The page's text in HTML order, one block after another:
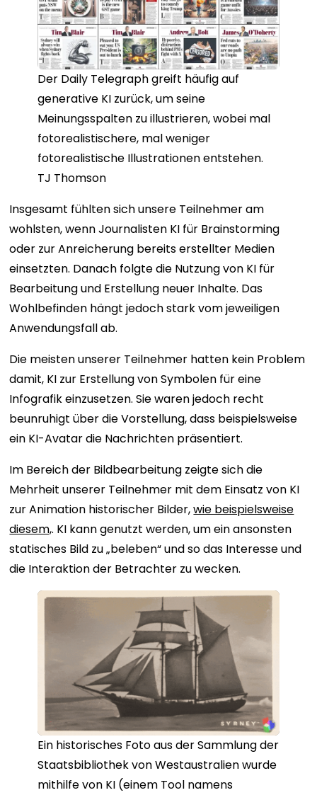
Der Daily Telegraph greift häufig auf
generative KI zurück, um seine
Meinungsspalten zu illustrieren, wobei mal
fotorealistischere, mal weniger
fotorealistische Illustrationen entstehen.
TJ Thomson
Insgesamt fühlten sich unsere Teilnehmer am
wohlsten, wenn Journalisten KI für Brainstorming
oder zur Anreicherung bereits erstellter Medien
einsetzten. Danach folgte die Nutzung von KI für
Bearbeitung und Erstellung neuer Inhalte. Das
Wohlbefinden hängt jedoch stark vom jeweiligen
Anwendungsfall ab.
Die meisten unserer Teilnehmer hatten kein Problem
damit, KI zur Erstellung von Symbolen für eine
Infografik einzusetzen. Sie waren jedoch recht
beunruhigt über die Vorstellung, dass beispielsweise
ein KI-Avatar die Nachrichten präsentiert.
Im Bereich der Bildbearbeitung zeigte sich die
Mehrheit unserer Teilnehmer mit dem Einsatz von KI
zur Animation historischer Bilder,wie beispielsweise
diesem,. KI kann genutzt werden, um ein ansonsten
statisches Bild zu „beleben“ und so das Interesse und
die Interaktion der Betrachter zu wecken.
Ein historisches Foto aus der Sammlung der
Staatsbibliothek von Westaustralien wurde
mithilfe von KI (einem Tool namens